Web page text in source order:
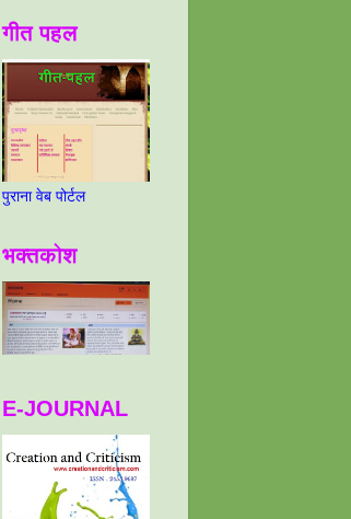
गीत पहल
पुराना वेब पोर्टल
भक्तकोश
E-JOURNAL